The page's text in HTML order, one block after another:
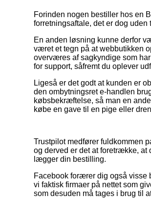
Forinden nogen bestiller hos en
forretningsaftale, det er dog
En anden løsning kunne derfor
været et tegn på at webbutikken
overværes af sagkyndige som
for support, såfremt du oplever
Ligeså er det godt at kunden er
den ombytningsret e-handlen
købsbekræftelse, så man en
købe en gave til en pige eller
Trustpilot medfører fuldkommen
og derved er det at foretrække,
lægger din bestilling.
Facebook forærer dig også visse
vi faktisk firmaer på nettet som
som desuden må tages i brug til